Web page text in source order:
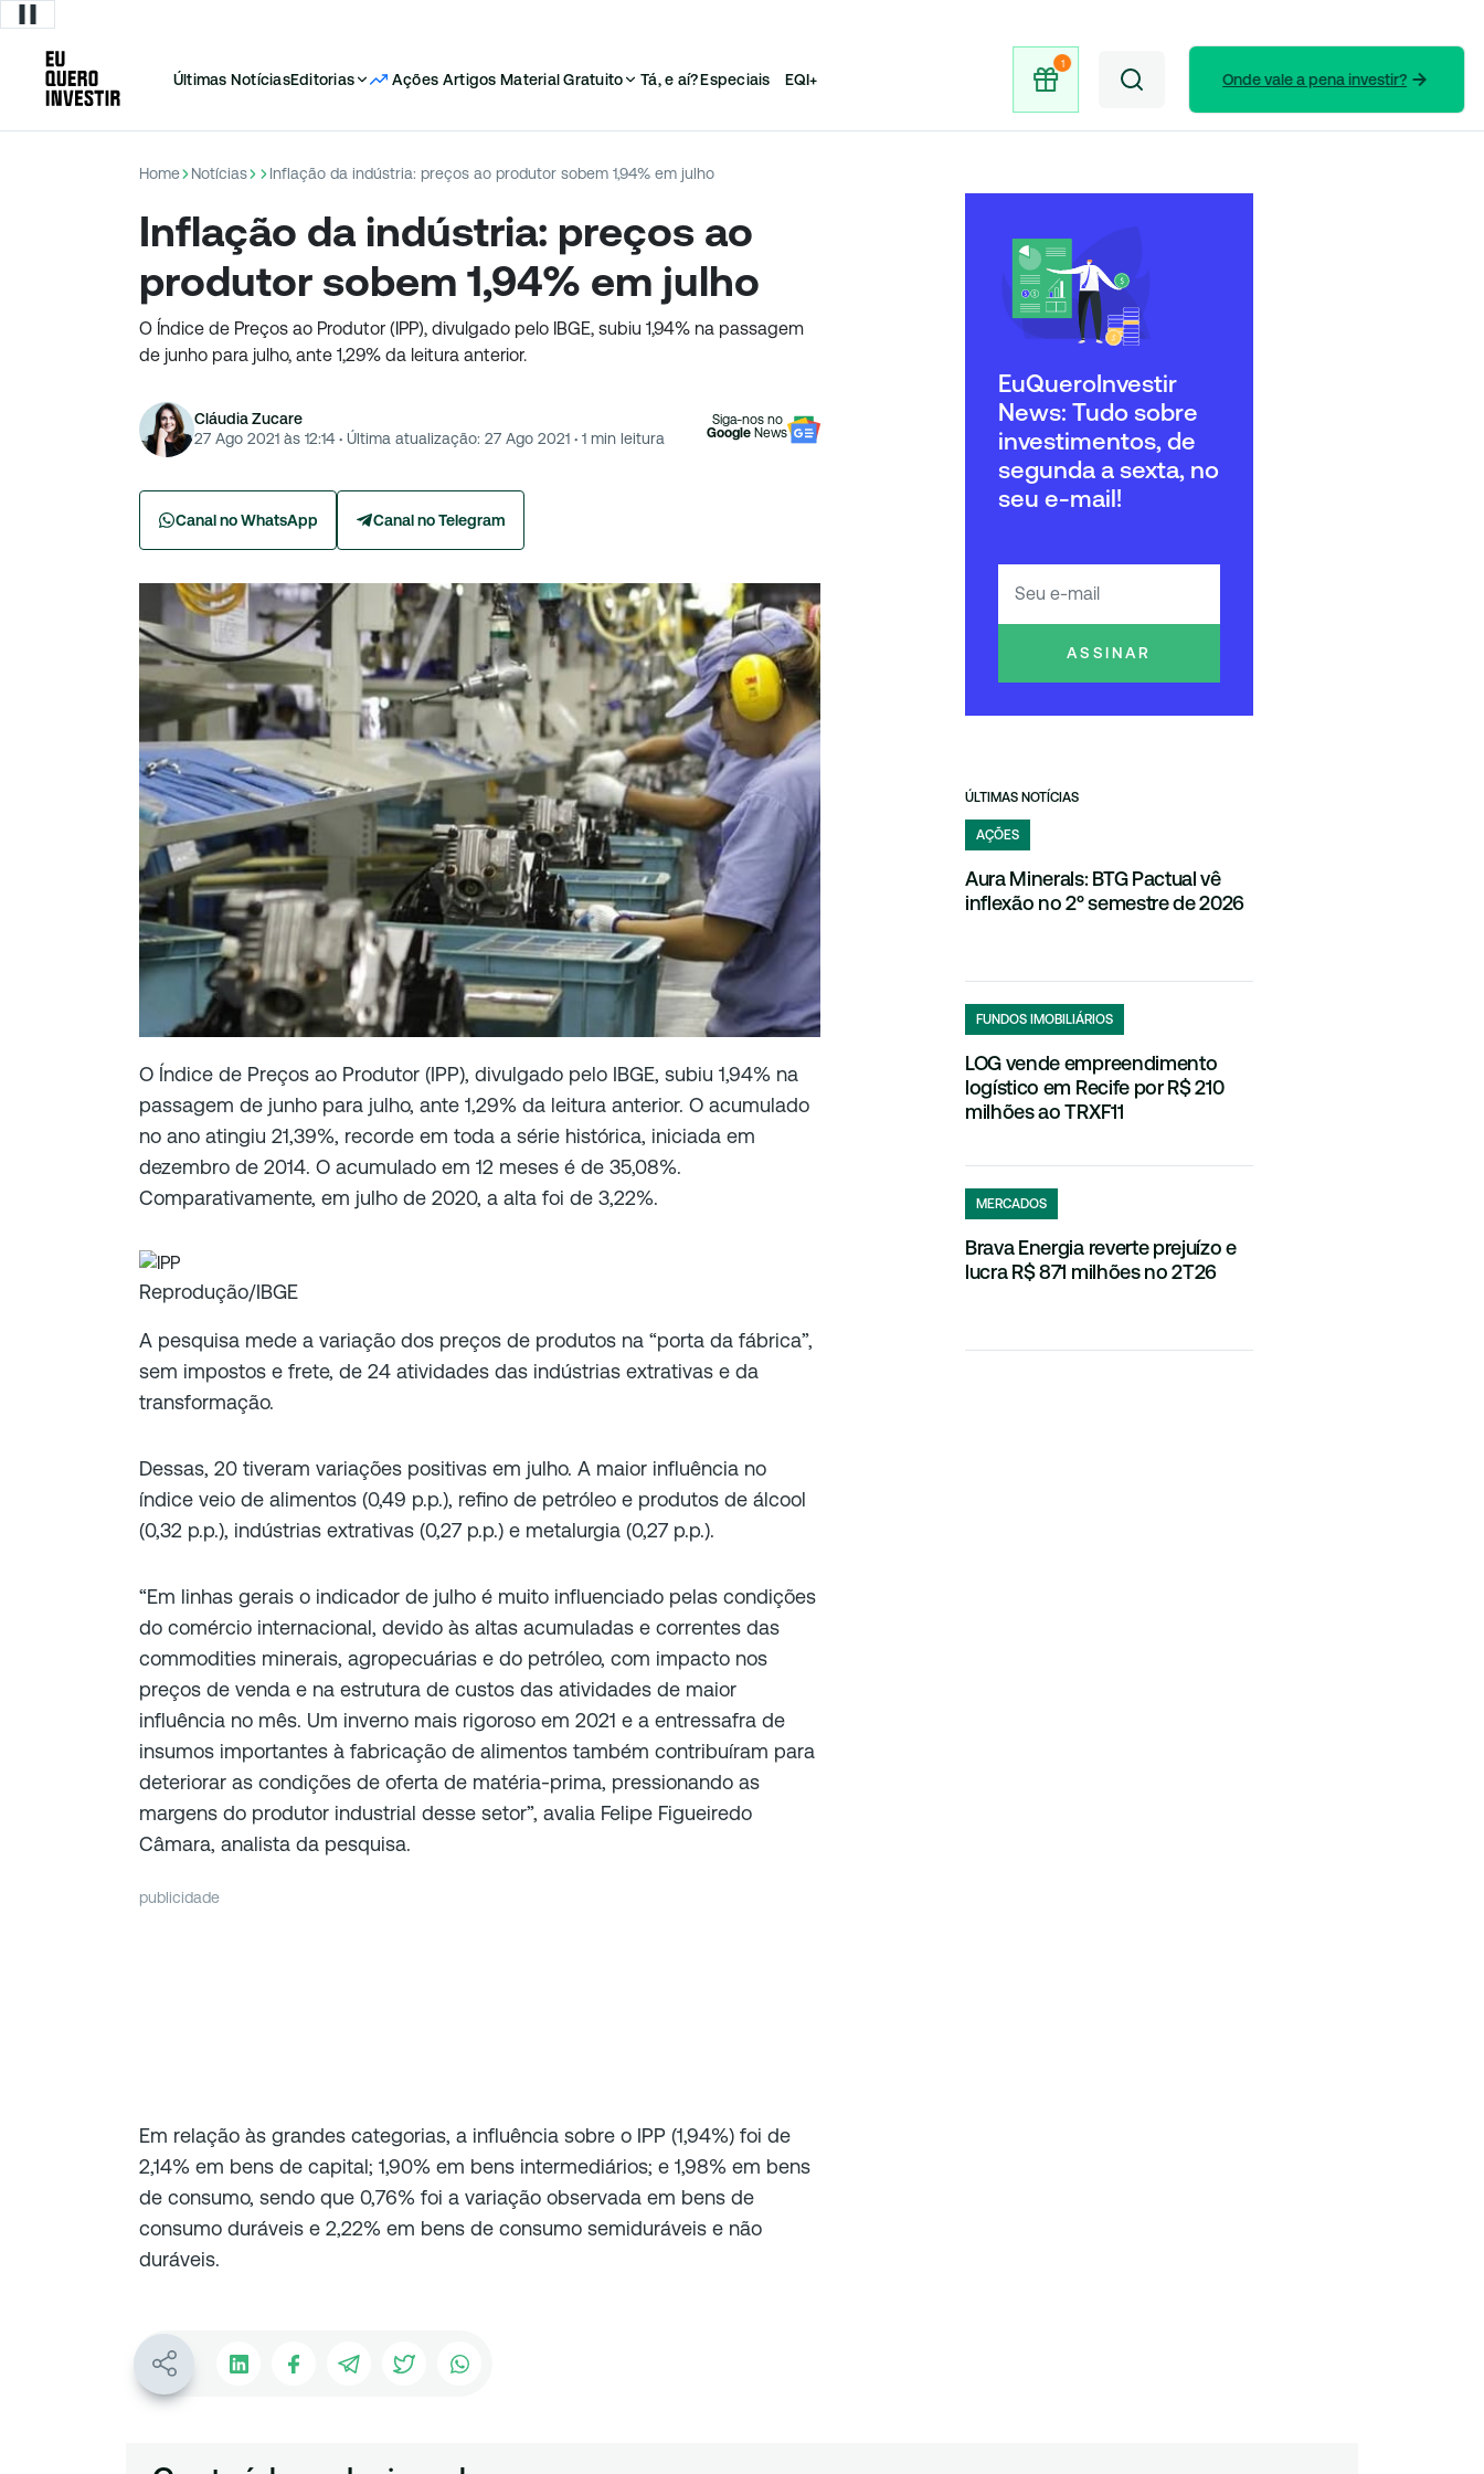
Últimas NotíciasEditorias Ações Artigos Material Gratuito Tá, e aí?Especiais EQI+ Onde vale a pena investir?
Home Notícias Inflação da indústria: preços ao produtor sobem 1,94% em julho
Inflação da indústria: preços ao
produtor sobem 1,94% em julho
O Índice de Preços ao Produtor (IPP), divulgado pelo IBGE, subiu 1,94% na passagem
de junho para julho, ante 1,29% da leitura anterior.
Cláudia Zucare
27 Ago 2021 às 12:14 · Última atualização: 27 Ago 2021 · 1 min leitura
Siga-nos no
Google News
Canal no WhatsApp Canal no Telegram
O Índice de Preços ao Produtor (IPP), divulgado pelo IBGE, subiu 1,94% na
passagem de junho para julho, ante 1,29% da leitura anterior. O acumulado
no ano atingiu 21,39%, recorde em toda a série histórica, iniciada em
dezembro de 2014. O acumulado em 12 meses é de 35,08%.
Comparativamente, em julho de 2020, a alta foi de 3,22%.
Reprodução/IBGE
A pesquisa mede a variação dos preços de produtos na “porta da fábrica”,
sem impostos e frete, de 24 atividades das indústrias extrativas e da
transformação.
Dessas, 20 tiveram variações positivas em julho. A maior influência no
índice veio de alimentos (0,49 p.p.), refino de petróleo e produtos de álcool
(0,32 p.p.), indústrias extrativas (0,27 p.p.) e metalurgia (0,27 p.p.).
“Em linhas gerais o indicador de julho é muito influenciado pelas condições
do comércio internacional, devido às altas acumuladas e correntes das
commodities minerais, agropecuárias e do petróleo, com impacto nos
preços de venda e na estrutura de custos das atividades de maior
influência no mês. Um inverno mais rigoroso em 2021 e a entressafra de
insumos importantes à fabricação de alimentos também contribuíram para
deteriorar as condições de oferta de matéria-prima, pressionando as
margens do produtor industrial desse setor”, avalia Felipe Figueiredo
Câmara, analista da pesquisa.
publicidade
Em relação às grandes categorias, a influência sobre o IPP (1,94%) foi de
2,14% em bens de capital; 1,90% em bens intermediários; e 1,98% em bens
de consumo, sendo que 0,76% foi a variação observada em bens de
consumo duráveis e 2,22% em bens de consumo semiduráveis e não
duráveis.
EuQueroInvestir
News: Tudo sobre
investimentos, de
segunda a sexta, no
seu e-mail!
ASSINAR
ÚLTIMAS NOTÍCIAS
AÇÕES
Aura Minerals: BTG Pactual vê
inflexão no 2º semestre de 2026
FUNDOS IMOBILIÁRIOS
LOG vende empreendimento
logístico em Recife por R$ 210
milhões ao TRXF11
MERCADOS
Brava Energia reverte prejuízo e
lucra R$ 871 milhões no 2T26